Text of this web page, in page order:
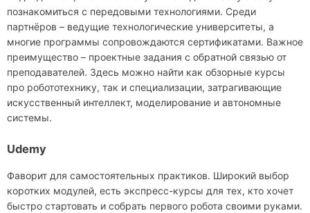
познакомиться с передовыми технологиями. Среди
партнёров – ведущие технологические университеты, а
многие программы сопровождаются сертификатами. Важное
преимущество – проектные задания с обратной связью от
преподавателей. Здесь можно найти как обзорные курсы
про робототехнику, так и специализации, затрагивающие
искусственный интеллект, моделирование и автономные
системы.
Udemy
Фаворит для самостоятельных практиков. Широкий выбор
коротких модулей, есть экспресс-курсы для тех, кто хочет
быстро стартовать и собрать первого робота своими руками.